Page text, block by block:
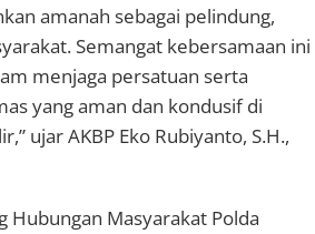
amanah sebagai pelindung,
Semangat kebersamaan ini
menjaga persatuan serta
yang aman dan kondusif di
ujar AKBP Eko Rubiyanto, S.H.,
Hubungan Masyarakat Polda